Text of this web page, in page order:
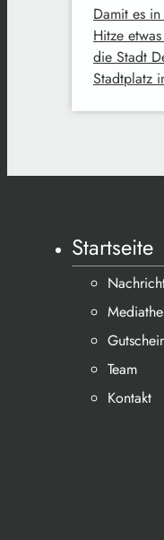
Damit es
Hitze
die Stadt
Stadtplatz
Startseite
Team
Kontakt